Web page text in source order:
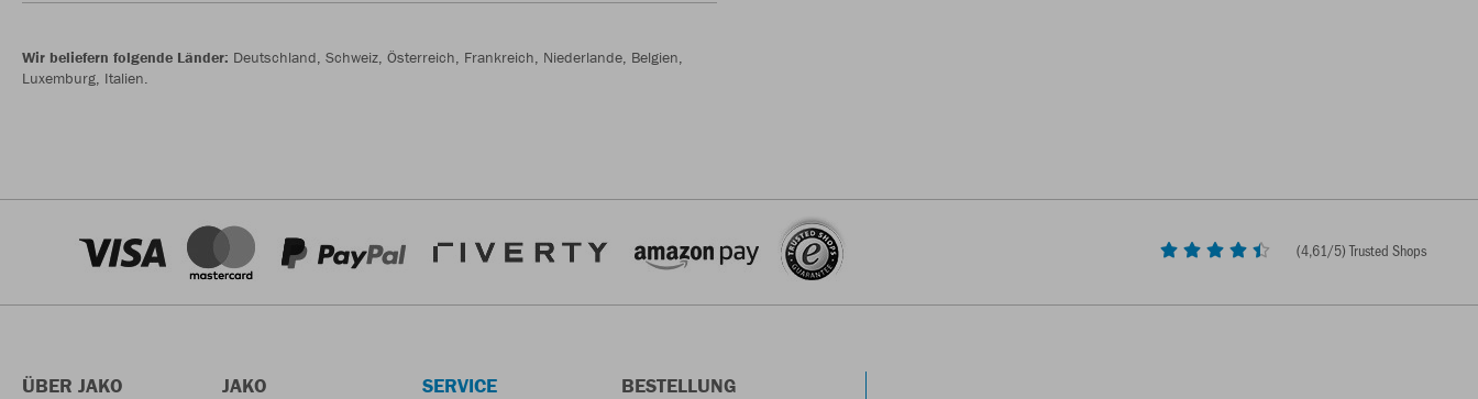
Wir beliefern folgende Länder: Deutschland, Schweiz, Österreich, Frankreich, Niederlande, Belgien,
Luxemburg, Italien.
(4,61/5) Trusted Shops
ÜBER JAKO
JAKO
SERVICE
BESTELLUNG